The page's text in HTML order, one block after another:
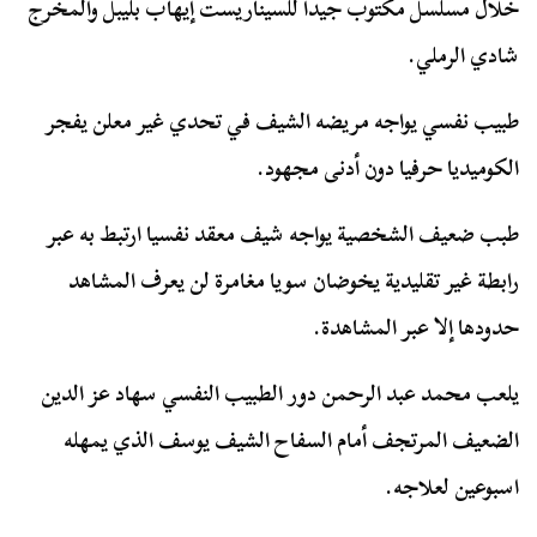
خلال مسلسل مكتوب جيدا للسيناريست إيهاب بليبل والمخرج
شادي الرملي.
طبيب نفسي يواجه مريضه الشيف في تحدي غير معلن يفجر
الكوميديا حرفيا دون أدنى مجهود.
طبب ضعيف الشخصية يواجه شيف معقد نفسيا ارتبط به عبر
رابطة غير تقليدية يخوضان سويا مغامرة لن يعرف المشاهد
حدودها إلا عبر المشاهدة.
يلعب محمد عبد الرحمن دور الطبيب النفسي سهاد عز الدين
الضعيف المرتجف أمام السفاح الشيف يوسف الذي يمهله
اسبوعين لعلاجه.